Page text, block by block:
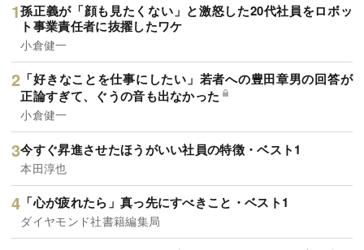
孫正義が「顔も見たくない」と激怒した20代社員をロボッ
ト事業責任者に抜擢したワケ
小倉健一
「好きなことを仕事にしたい」若者への豊田章男の回答が
正論すぎて、ぐうの音も出なかった
小倉健一
今すぐ昇進させたほうがいい社員の特徴・ベスト1
本田淳也
「心が疲れたら」真っ先にすべきこと・ベスト1
ダイヤモンド社書籍編集局